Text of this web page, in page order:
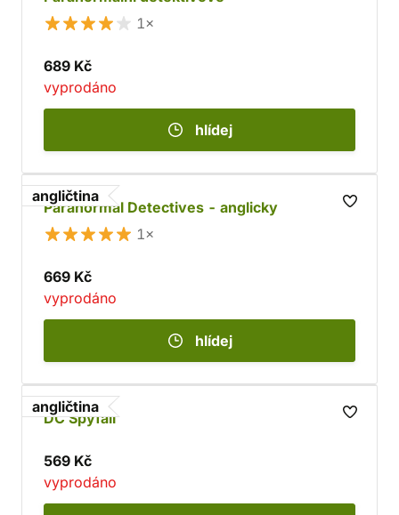
1×
689 Kč
vyprodáno
hlídej
angličtina
Paranormal Detectives - anglicky
1×
669 Kč
vyprodáno
hlídej
angličtina
DC Spyfall
569 Kč
vyprodáno